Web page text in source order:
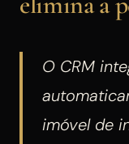
O CRM
imóvel de